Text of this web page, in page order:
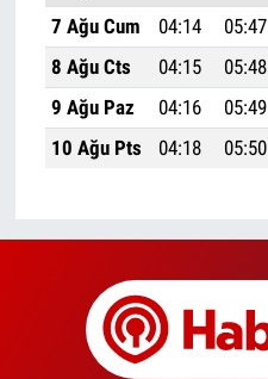
7 Ağu Cum
04:14 05:47
8 Ağu Cts
04:15 05:48
9 Ağu Paz
04:16 05:49
10 Ağu Pts
04:18 05:50